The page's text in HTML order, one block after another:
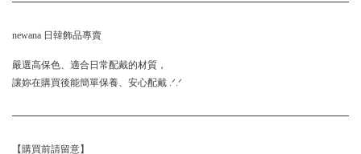
newana 日韓飾品專賣
嚴選高保色、適合日常配戴的材質，
讓妳在購買後能簡單保養、安心配戴 .ᐟ.ᐟ
【購買前請留意】